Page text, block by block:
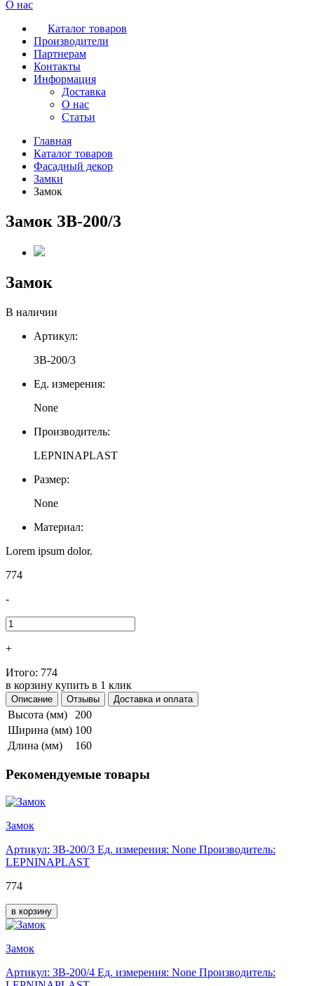
О нас
Каталог товаров
Производители
Партнерам
Контакты
Информация
Доставка
О нас
Статьи
Главная
Каталог товаров
Фасадный декор
Замки
Замок
Замок ЗВ-200/3
Замок
В наличии
Артикул:
ЗВ-200/3
Ед. измерения:
None
Производитель:
LEPNINAPLAST
Размер:
None
Материал:
Lorem ipsum dolor.
774
-
+
Итого: 774
в корзину купить в 1 клик
Описание Отзывы Доставка и оплата
Высота (мм)
200
Ширина (мм) 100
Длина (мм)
160
Рекомендуемые товары
Замок
Артикул: ЗВ-200/3 Ед. измерения: None Производитель:
LEPNINAPLAST
774
в корзину
Замок
Артикул: ЗВ-200/4 Ед. измерения: None Производитель: